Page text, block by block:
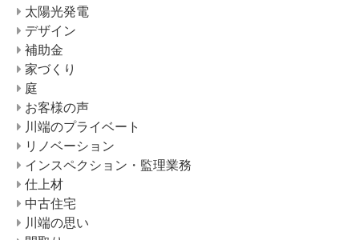
太陽光発電
デザイン
補助金
家づくり
庭
お客様の声
川端のプライベート
リノベーション
インスペクション・監理業務
仕上材
中古住宅
川端の思い